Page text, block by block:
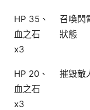
HP 35、
血之石
x3
召喚閃
狀態
HP 20、
血之石
x3
摧毀敵